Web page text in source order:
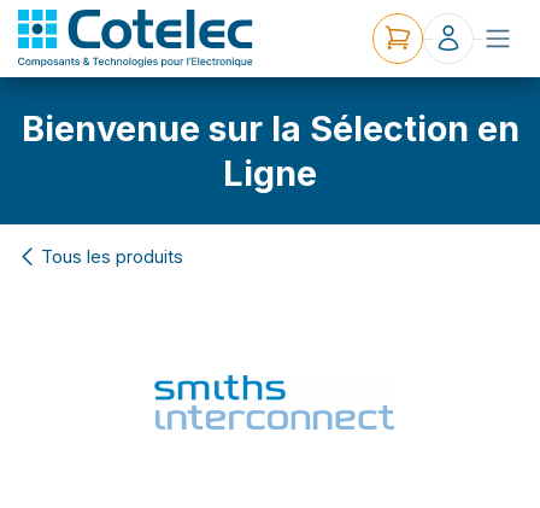
Bienvenue sur la Sélection en
Ligne
Tous les produits